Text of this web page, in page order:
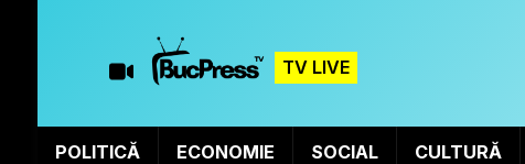
TV LIVE
POLITICĂ ECONOMIE SOCIAL CULTURĂ